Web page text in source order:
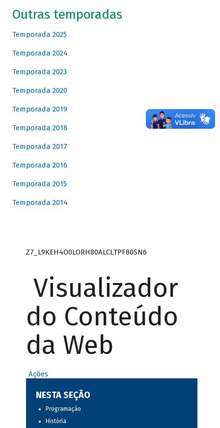
Outras temporadas
Temporada 2025
Temporada 2024
Temporada 2023
Temporada 2020
Temporada 2019
Temporada 2018
Temporada 2017
Temporada 2016
Temporada 2015
Temporada 2014
Z7_L9KEH4O0LORH80ALCLTPF80SN6
Visualizador
do Conteúdo
da Web
Ações
NESTA SEÇÃO
Programação
História